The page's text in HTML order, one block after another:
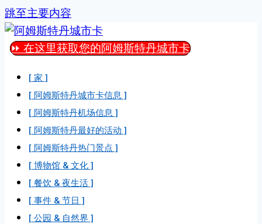
跳至主要内容
⏩ 在这里获取您的阿姆斯特丹城市卡
[ 家 ]
[ 阿姆斯特丹城市卡信息 ]
[ 阿姆斯特丹机场信息 ]
[ 阿姆斯特丹最好的活动 ]
[ 阿姆斯特丹热门景点 ]
[ 博物馆 & 文化 ]
[ 餐饮 & 夜生活 ]
[ 事件 & 节日 ]
[ 公园 & 自然界 ]